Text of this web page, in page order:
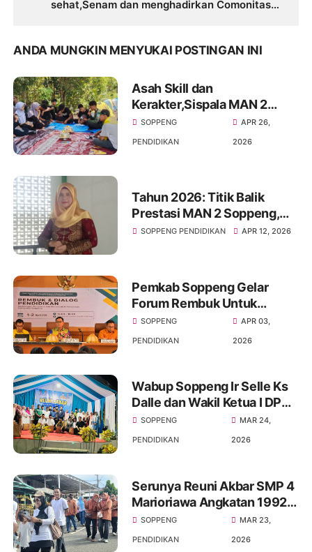
sehat,Senam dan menghadirkan Comonitas
ANDA MUNGKIN MENYUKAI POSTINGAN INI
Asah Skill dan
Kerakter,Sispala MAN 2
Soppeng Sukses Gelar
Kemah Survival
SOPPENG
PENDIDIKAN
APR 26,
2026
Tahun 2026: Titik Balik
Prestasi MAN 2 Soppeng,
Loloskan Siswa Terbanyak
SOPPENG PENDIDIKAN APR 12, 2026
Pemkab Soppeng Gelar
Forum Rembuk Untuk
Menanggulangi
Ketimpangan distribusi
SOPPENG
PENDIDIKAN
APR 03,
2026
Wabup Soppeng Ir Selle Ks
Dalle dan Wakil Ketua I DPRD
Soppeng H.Naspiding Hadiri
Acara Halal Bihalal SMP
SOPPENG
PENDIDIKAN
MAR 24,
2026
Serunya Reuni Akbar SMP 4
Marioriawa Angkatan 1992-
2022 Gerak jalan
sehat,Senam dan
SOPPENG
PENDIDIKAN
MAR 23,
2026